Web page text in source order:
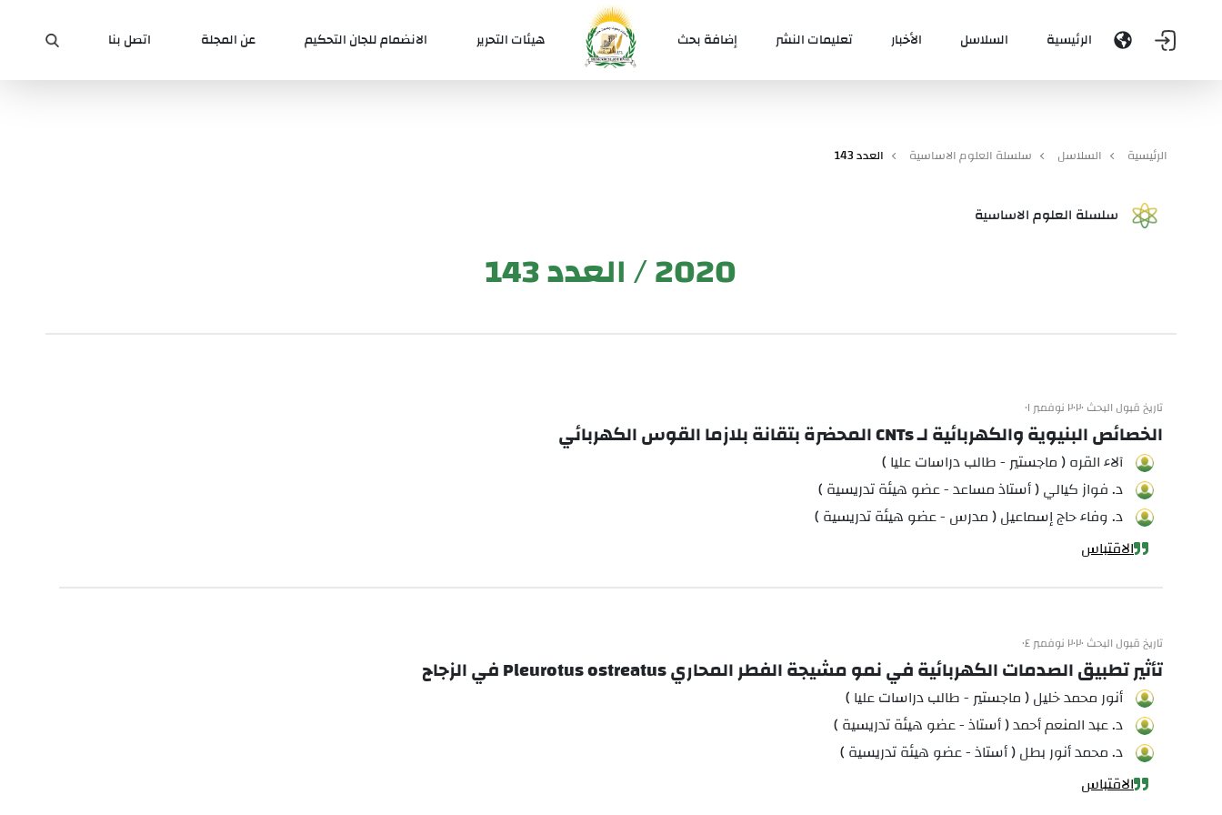
الرئيسية السلاسل الأخبار تعليمات النشر إضافة بحث هيئات التحرير الانضمام للجان التحكيم عن المجلة اتصل بنا
الرئيسية السلاسل سلسلة العلوم الاساسية العدد 143
سلسلة العلوم الاساسية
2020 / العدد 143
تاريخ قبول البحث ٢٠٢٠ نوفمبر ٠١
الخصائص البنيوية والكهربائية لـ CNTs المحضرة بتقانة بلازما القوس الكهربائي
آلاء القره ( ماجستير - طالب دراسات عليا )
د. فواز كيالي ( أستاذ مساعد - عضو هيئة تدريسية )
د. وفاء حاج إسماعيل ( مدرس - عضو هيئة تدريسية )
الاقتباس
تاريخ قبول البحث ٢٠٢٠ نوفمبر ٠٤
تأثير تطبيق الصدمات الكهربائية في نمو مشيجة الفطر المحاري Pleurotus ostreatus في الزجاج
أنور محمد خليل ( ماجستير - طالب دراسات عليا )
د. عبد المنعم أحمد ( أستاذ - عضو هيئة تدريسية )
د. محمد أنور بطل ( أستاذ - عضو هيئة تدريسية )
الاقتباس